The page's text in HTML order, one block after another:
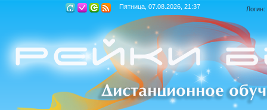
Пятница, 07.08.2026, 21:37 Логин: